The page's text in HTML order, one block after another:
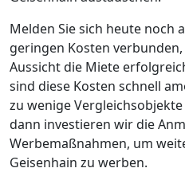
Melden Sie sich heute noch
geringen Kosten
Aussicht die Miete
sind diese Kosten schnell
zu wenige
dann investieren wir die
Werbemaßnahmen, um
Geisenhain zu werben.